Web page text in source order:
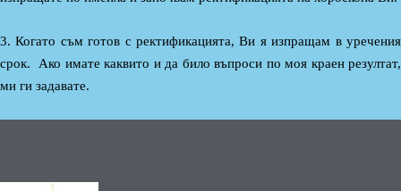
3. Когато съм готов с ректификацията, Ви я изпращам в уречения
срок. Ако имате каквито и да било въпроси по моя краен резултат,
ми ги задавате.